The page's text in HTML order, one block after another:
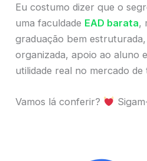
Eu costumo dizer que o
uma faculdade EAD barata,
graduação bem
organizada, apoio ao aluno
utilidade real no mercado
Vamos lá conferir?